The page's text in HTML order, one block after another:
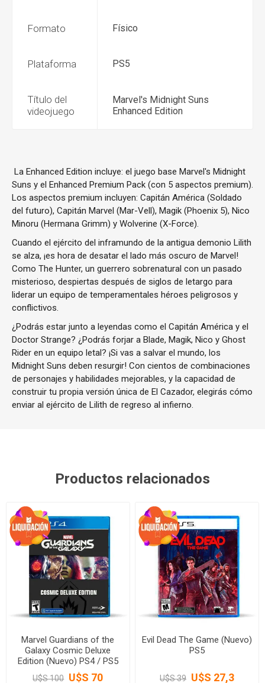
Formato Físico
Plataforma PS5
Título del
videojuego
Marvel's Midnight Suns
Enhanced Edition
La Enhanced Edition incluye: el juego base Marvel's Midnight
Suns y el Enhanced Premium Pack (con 5 aspectos premium).
Los aspectos premium incluyen: Capitán América (Soldado
del futuro), Capitán Marvel (Mar-Vell), Magik (Phoenix 5), Nico
Minoru (Hermana Grimm) y Wolverine (X-Force).
Cuando el ejército del inframundo de la antigua demonio Lilith
se alza, ¡es hora de desatar el lado más oscuro de Marvel!
Como The Hunter, un guerrero sobrenatural con un pasado
misterioso, despiertas después de siglos de letargo para
liderar un equipo de temperamentales héroes peligrosos y
conflictivos.
¿Podrás estar junto a leyendas como el Capitán América y el
Doctor Strange? ¿Podrás forjar a Blade, Magik, Nico y Ghost
Rider en un equipo letal? ¡Si vas a salvar el mundo, los
Midnight Suns deben resurgir! Con cientos de combinaciones
de personajes y habilidades mejorables, y la capacidad de
construir tu propia versión única de El Cazador, elegirás cómo
enviar al ejército de Lilith de regreso al infierno.
Productos relacionados
Marvel Guardians of the
Galaxy Cosmic Deluxe
Edition (Nuevo) PS4 / PS5
U$S 100 U$S 70
Evil Dead The Game (Nuevo)
PS5
U$S 39 U$S 27,3